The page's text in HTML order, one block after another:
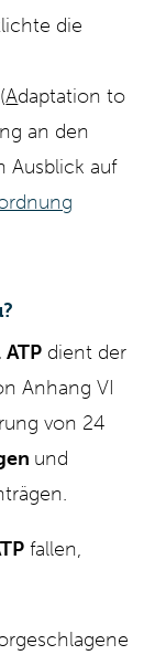
die
(Adaptation to
an den
Ausblick auf
ATP dient der
Anhang VI
von 24
und
fallen,